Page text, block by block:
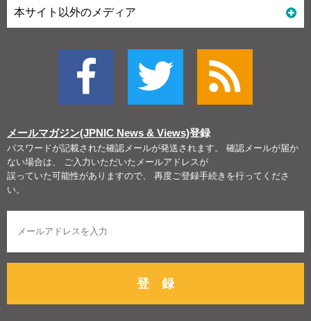
本サイト以外のメディア
メールマガジン(JPNIC News & Views)登録
パスワードが記載された確認メールが発送されます。 確認メールが届か
ない場合は、 ご入力いただいたメールアドレスが
誤っていた可能性がありますので、 再度ご登録手続きを行ってくださ
い。
登 録